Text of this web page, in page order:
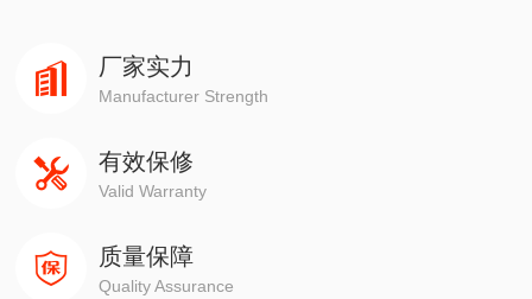
药品接触部位采用不锈钢制作，保证了包装物品的洁净，符
合GMP要求.
厂家实力
Manufacturer Strength
有效保修
Valid Warranty
质量保障
Quality Assurance